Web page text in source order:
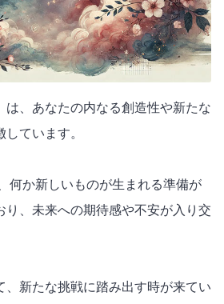
は、あなたの内なる創造性や新たな
ています。
何か新しいものが生まれる準備が
り、未来への期待感や不安が入り交
、新たな挑戦に踏み出す時が来てい